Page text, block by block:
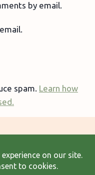
by email.
spam. Learn how
Arhiva articole